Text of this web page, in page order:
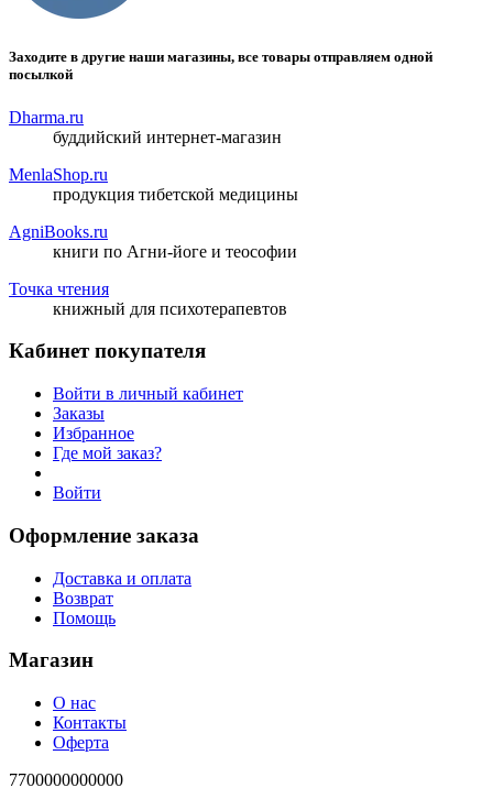
Заходите в другие наши магазины, все товары отправляем одной
посылкой
Dharma.ru
буддийский интернет-магазин
MenlaShop.ru
продукция тибетской медицины
AgniBooks.ru
книги по Агни-йоге и теософии
Точка чтения
книжный для психотерапевтов
Кабинет покупателя
Войти в личный кабинет
Заказы
Избранное
Где мой заказ?
Войти
Оформление заказа
Доставка и оплата
Возврат
Помощь
Магазин
О нас
Контакты
Оферта
7700000000000